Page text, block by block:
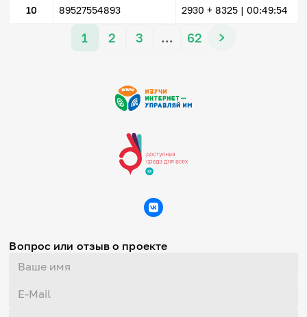
10 89527554893 2930 + 8325| 00:49:54
1 2 3 … 62
Вопрос или отзыв о проекте